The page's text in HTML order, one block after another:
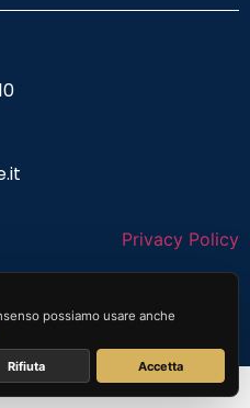
Privacy Policy
possiamo usare anche
Rifiuta Accetta